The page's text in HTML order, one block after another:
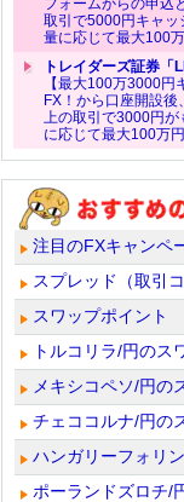
フォームからの申込
取引で5000円キャッ
量に応じて最大100
トレイダーズ証券「
【最大100万3000円
FX！から口座開設
上の取引で3000円が
に応じて最大100万
注目のFXキャンペ
スプレッド（取引コ
スワップポイント
トルコリラ/円のス
メキシコペソ/円の
チェココルナ/円の
ハンガリーフォリ
ポーランドズロチ/